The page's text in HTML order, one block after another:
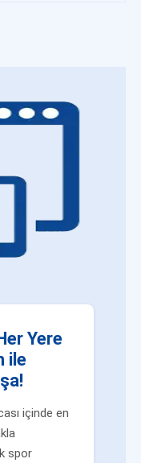
Yere
ile
içinde en
spor